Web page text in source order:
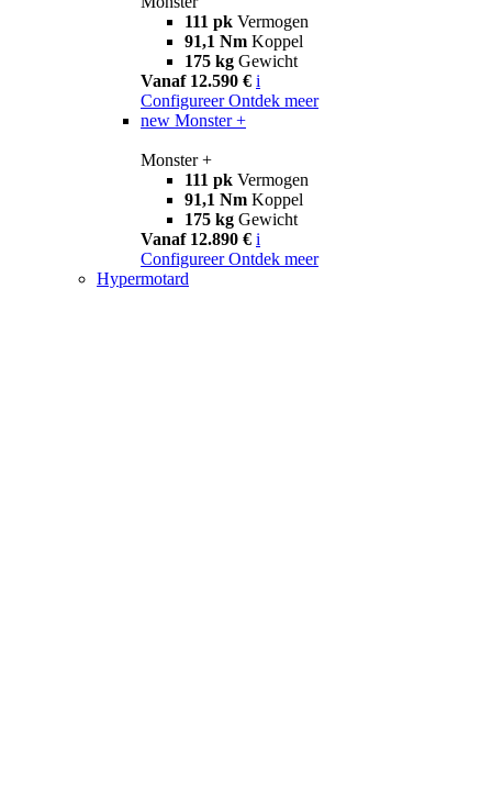
111 pk Vermogen
91,1 Nm Koppel
175 kg Gewicht
Vanaf 12.590 € i
Configureer Ontdek meer
new Monster +
Monster +
111 pk Vermogen
91,1 Nm Koppel
175 kg Gewicht
Vanaf 12.890 € i
Configureer Ontdek meer
Hypermotard